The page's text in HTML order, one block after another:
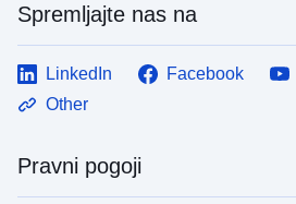
Spremljajte nas na
LinkedIn Facebook
Other
Pravni pogoji